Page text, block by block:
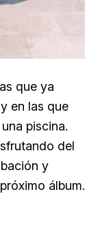
que ya
en las que
piscina.
del
y
álbum.